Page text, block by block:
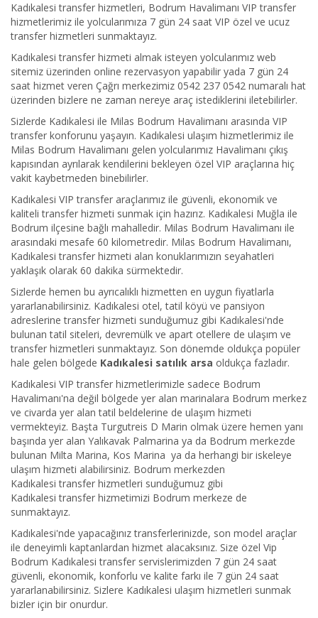
Kadıkalesi transfer hizmetleri, Bodrum Havalimanı VIP transfer
hizmetlerimiz ile yolcularımıza 7 gün 24 saat VIP özel ve ucuz
transfer hizmetleri sunmaktayız.
Kadıkalesi transfer hizmeti almak isteyen yolcularımız web
sitemiz üzerinden online rezervasyon yapabilir yada 7 gün 24
saat hizmet veren Çağrı merkezimiz 0542 237 0542 numaralı hat
üzerinden bizlere ne zaman nereye araç istediklerini iletebilirler.
Sizlerde Kadıkalesi ile Milas Bodrum Havalimanı arasında VIP
transfer konforunu yaşayın. Kadıkalesi ulaşım hizmetlerimiz ile
Milas Bodrum Havalimanı gelen yolcularımız Havalimanı çıkış
kapısından ayrılarak kendilerini bekleyen özel VIP araçlarına hiç
vakit kaybetmeden binebilirler.
Kadıkalesi VIP transfer araçlarımız ile güvenli, ekonomik ve
kaliteli transfer hizmeti sunmak için hazırız. Kadıkalesi Muğla ile
Bodrum ilçesine bağlı mahalledir. Milas Bodrum Havalimanı ile
arasındaki mesafe 60 kilometredir. Milas Bodrum Havalimanı,
Kadıkalesi transfer hizmeti alan konuklarımızın seyahatleri
yaklaşık olarak 60 dakika sürmektedir.
Sizlerde hemen bu ayrıcalıklı hizmetten en uygun fiyatlarla
yararlanabilirsiniz. Kadıkalesi otel, tatil köyü ve pansiyon
adreslerine transfer hizmeti sunduğumuz gibi Kadıkalesi'nde
bulunan tatil siteleri, devremülk ve apart otellere de ulaşım ve
transfer hizmetleri sunmaktayız. Son dönemde oldukça popüler
hale gelen bölgede Kadıkalesi satılık arsa oldukça fazladır.
Kadıkalesi VIP transfer hizmetlerimizle sadece Bodrum
Havalimanı'na değil bölgede yer alan marinalara Bodrum merkez
ve civarda yer alan tatil beldelerine de ulaşım hizmeti
vermekteyiz. Başta Turgutreis D Marin olmak üzere hemen yanı
başında yer alan Yalıkavak Palmarina ya da Bodrum merkezde
bulunan Milta Marina, Kos Marina ya da herhangi bir iskeleye
ulaşım hizmeti alabilirsiniz. Bodrum merkezden
Kadıkalesi transfer hizmetleri sunduğumuz gibi
Kadıkalesi transfer hizmetimizi Bodrum merkeze de
sunmaktayız.
Kadıkalesi'nde yapacağınız transferlerinizde, son model araçlar
ile deneyimli kaptanlardan hizmet alacaksınız. Size özel Vip
Bodrum Kadıkalesi transfer servislerimizden 7 gün 24 saat
güvenli, ekonomik, konforlu ve kalite farkı ile 7 gün 24 saat
yararlanabilirsiniz. Sizlere Kadıkalesi ulaşım hizmetleri sunmak
bizler için bir onurdur.